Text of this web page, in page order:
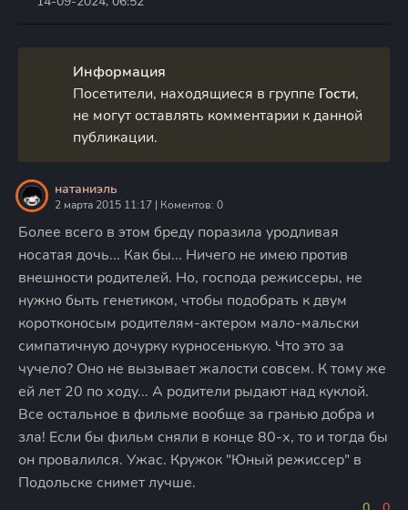
Информация
Посетители, находящиеся в группе Гости,
не могут оставлять комментарии к данной
публикации.
натаниэль
2 марта 2015 11:17 | Коментов: 0
Более всего в этом бреду поразила уродливая
носатая дочь... Как бы... Ничего не имею против
внешности родителей. Но, господа режиссеры, не
нужно быть генетиком, чтобы подобрать к двум
коротконосым родителям-актером мало-мальски
симпатичную дочурку курносенькую. Что это за
чучело? Оно не вызывает жалости совсем. К тому же
ей лет 20 по ходу... А родители рыдают над куклой.
Все остальное в фильме вообще за гранью добра и
зла! Если бы фильм сняли в конце 80-х, то и тогда бы
он провалился. Ужас. Кружок "Юный режиссер" в
Подольске снимет лучше.